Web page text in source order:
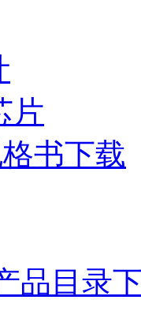
片
书下载
品目录